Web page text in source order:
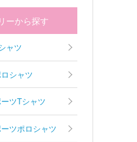
ーから探す
ャツ
シャツ
ツTシャツ
ツポロシャツ